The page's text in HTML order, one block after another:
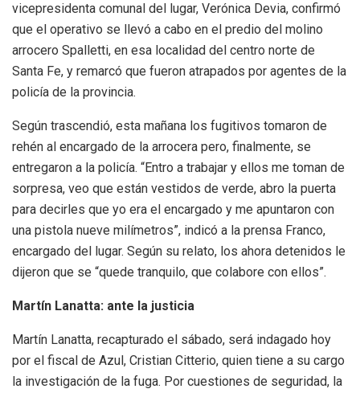
vicepresidenta comunal del lugar, Verónica Devia, confirmó
que el operativo se llevó a cabo en el predio del molino
arrocero Spalletti, en esa localidad del centro norte de
Santa Fe, y remarcó que fueron atrapados por agentes de la
policía de la provincia.
Según trascendió, esta mañana los fugitivos tomaron de
rehén al encargado de la arrocera pero, finalmente, se
entregaron a la policía. “Entro a trabajar y ellos me toman de
sorpresa, veo que están vestidos de verde, abro la puerta
para decirles que yo era el encargado y me apuntaron con
una pistola nueve milímetros”, indicó a la prensa Franco,
encargado del lugar. Según su relato, los ahora detenidos le
dijeron que se “quede tranquilo, que colabore con ellos”.
Martín Lanatta: ante la justicia
Martín Lanatta, recapturado el sábado, será indagado hoy
por el fiscal de Azul, Cristian Citterio, quien tiene a su cargo
la investigación de la fuga. Por cuestiones de seguridad, la